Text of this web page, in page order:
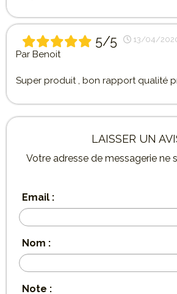
5/5 13/04/
Par Benoit
Super produit , bon rapport qualité
LAISSER UN
Votre adresse de messagerie ne
Email :
Nom :
Note :